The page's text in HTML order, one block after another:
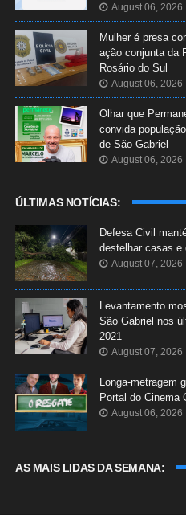
August 06, 2026
Mulher é presa
ação conjunta da
Rosário do Sul
August 06, 2026
Olhar que
convida
de São Gabriel
August 06, 2026
ÚLTIMAS NOTÍCIAS:
Defesa Civil
destelhar casas e
August 07, 2026
Levantamento
São Gabriel nos
2021
August 07, 2026
Longa-metragem
Portal do Cinema
August 06, 2026
AS MAIS LIDAS DA SEMANA: